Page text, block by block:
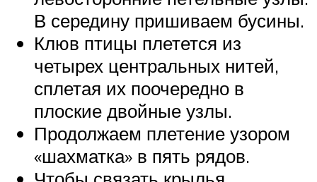
В середину пришиваем бусины.
Клюв птицы плетется из
четырех центральных нитей,
сплетая их поочередно в
плоские двойные узлы.
Продолжаем плетение узором
«шахматка» в пять рядов.